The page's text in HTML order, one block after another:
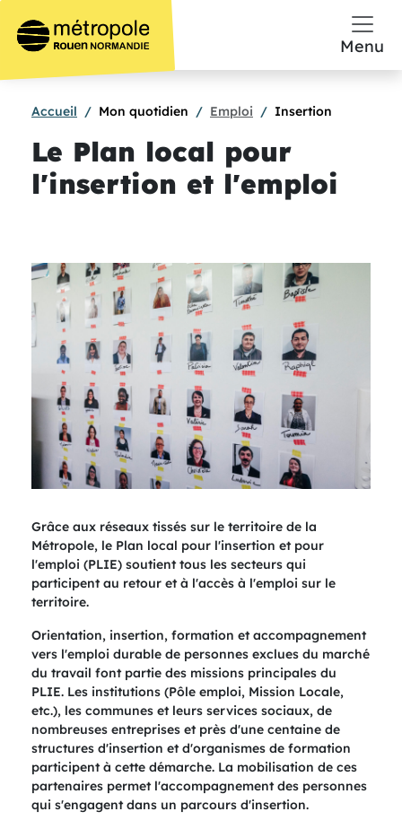
Menu
Accueil Mon quotidien Emploi Insertion
Le Plan local pour
l'insertion et l'emploi
Grâce aux réseaux tissés sur le territoire de la
Métropole, le Plan local pour l'insertion et pour
l'emploi (PLIE) soutient tous les secteurs qui
participent au retour et à l'accès à l'emploi sur le
territoire.
Orientation, insertion, formation et accompagnement
vers l'emploi durable de personnes exclues du marché
du travail font partie des missions principales du
PLIE. Les institutions (Pôle emploi, Mission Locale,
etc.), les communes et leurs services sociaux, de
nombreuses entreprises et près d'une centaine de
structures d'insertion et d'organismes de formation
participent à cette démarche. La mobilisation de ces
partenaires permet l'accompagnement des personnes
qui s'engagent dans un parcours d'insertion.